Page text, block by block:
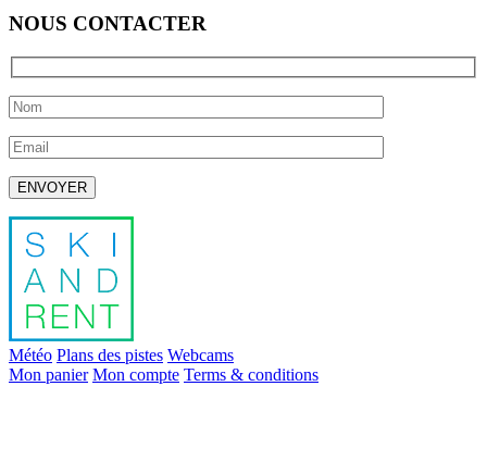
NOUS CONTACTER
Laissez ce champ vide.
Météo Plans des pistes Webcams
Mon panier Mon compte Terms & conditions